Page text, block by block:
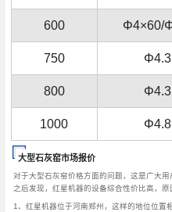
600 Φ4×60/
750
800
1000
大型石灰窑市场报价
对于大型石灰窑价格方面的问题，这是广大
之后发现，红星机器的设备综合性价比高，原
1、红星机器位于河南郑州，这样的地位位置